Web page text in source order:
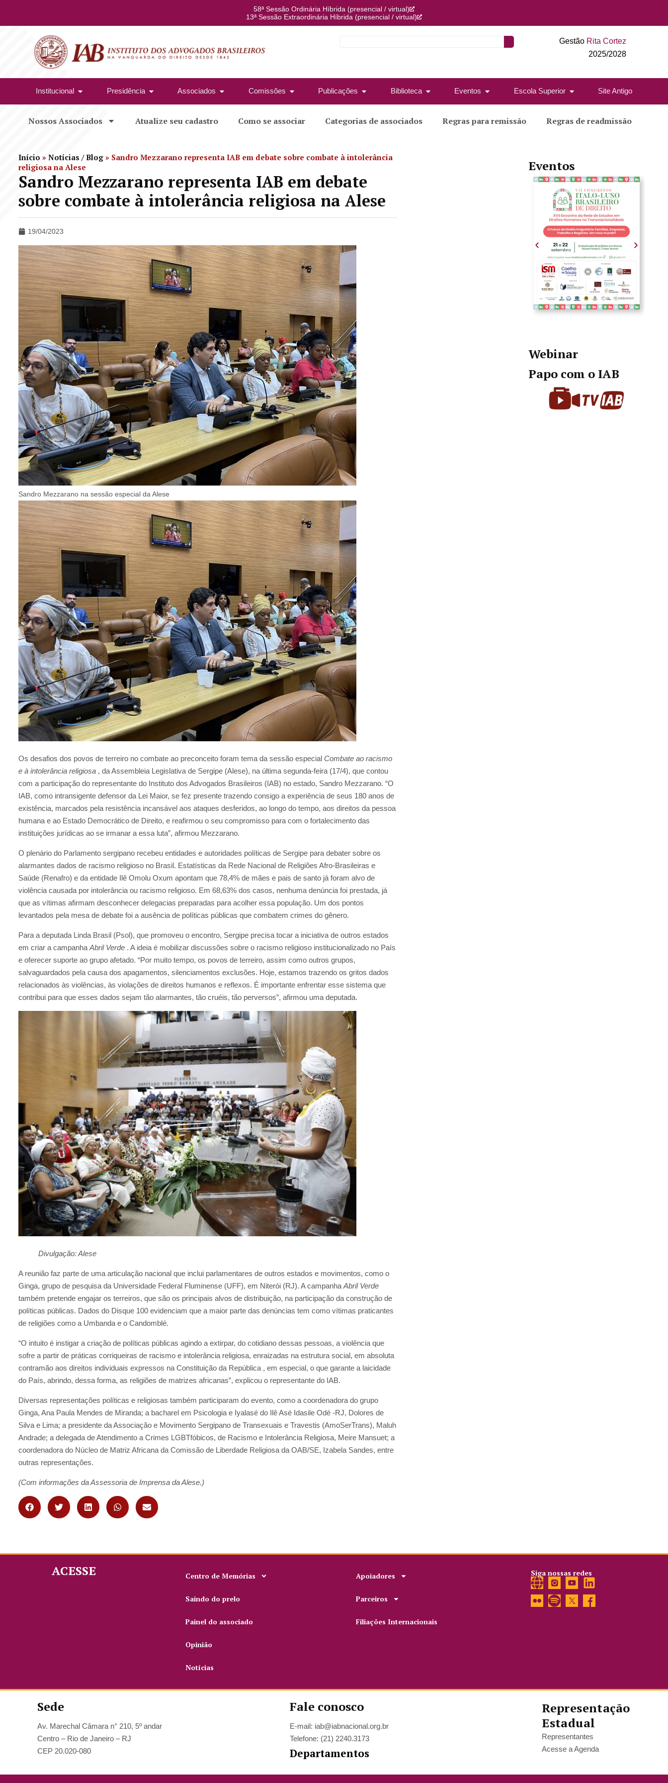
58ª Sessão Ordinária Híbrida (presencial / virtual)
13ª Sessão Extraordinária Híbrida (presencial / virtual)
Gestão Rita Cortez
2025/2028
Institucional Presidência Associados Comissões Publicações Biblioteca Eventos Escola Superior Site Antigo
Nossos Associados Atualize seu cadastro Como se associar Categorias de associados Regras para remissão Regras de readmissão
Início » Notícias / Blog » Sandro Mezzarano representa IAB em debate sobre combate à intolerância
religiosa na Alese
Sandro Mezzarano representa IAB em debate
sobre combate à intolerância religiosa na Alese
19/04/2023
Sandro Mezzarano na sessão especial da Alese
Os desafios dos povos de terreiro no combate ao preconceito foram tema da sessão especial Combate ao racismo
e à intolerância religiosa , da Assembleia Legislativa de Sergipe (Alese), na última segunda-feira (17/4), que contou
com a participação do representante do Instituto dos Advogados Brasileiros (IAB) no estado, Sandro Mezzarano. “O
IAB, como intransigente defensor da Lei Maior, se fez presente trazendo consigo a experiência de seus 180 anos de
existência, marcados pela resistência incansável aos ataques desferidos, ao longo do tempo, aos direitos da pessoa
humana e ao Estado Democrático de Direito, e reafirmou o seu compromisso para com o fortalecimento das
instituições jurídicas ao se irmanar a essa luta”, afirmou Mezzarano.
O plenário do Parlamento sergipano recebeu entidades e autoridades políticas de Sergipe para debater sobre os
alarmantes dados de racismo religioso no Brasil. Estatísticas da Rede Nacional de Religiões Afro-Brasileiras e
Saúde (Renafro) e da entidade Ilê Omolu Oxum apontam que 78,4% de mães e pais de santo já foram alvo de
violência causada por intolerância ou racismo religioso. Em 68,63% dos casos, nenhuma denúncia foi prestada, já
que as vítimas afirmam desconhecer delegacias preparadas para acolher essa população. Um dos pontos
levantados pela mesa de debate foi a ausência de políticas públicas que combatem crimes do gênero.
Para a deputada Linda Brasil (Psol), que promoveu o encontro, Sergipe precisa tocar a iniciativa de outros estados
em criar a campanha Abril Verde . A ideia é mobilizar discussões sobre o racismo religioso institucionalizado no País
e oferecer suporte ao grupo afetado. “Por muito tempo, os povos de terreiro, assim como outros grupos,
salvaguardados pela causa dos apagamentos, silenciamentos exclusões. Hoje, estamos trazendo os gritos dados
relacionados às violências, às violações de direitos humanos e reflexos. É importante enfrentar esse sistema que
contribui para que esses dados sejam tão alarmantes, tão cruéis, tão perversos”, afirmou uma deputada.
Divulgação: Alese
A reunião faz parte de uma articulação nacional que inclui parlamentares de outros estados e movimentos, como o
Ginga, grupo de pesquisa da Universidade Federal Fluminense (UFF), em Niterói (RJ). A campanha Abril Verde
também pretende engajar os terreiros, que são os principais alvos de distribuição, na participação da construção de
políticas públicas. Dados do Disque 100 evidenciam que a maior parte das denúncias tem como vítimas praticantes
de religiões como a Umbanda e o Candomblé.
“O intuito é instigar a criação de políticas públicas agindo a extirpar, do cotidiano dessas pessoas, a violência que
sofre a partir de práticas corriqueiras de racismo e intolerância religiosa, enraizadas na estrutura social, em absoluta
contramão aos direitos individuais expressos na Constituição da República , em especial, o que garante a laicidade
do País, abrindo, dessa forma, as religiões de matrizes africanas”, explicou o representante do IAB.
Diversas representações políticas e religiosas também participaram do evento, como a coordenadora do grupo
Ginga, Ana Paula Mendes de Miranda; a bacharel em Psicologia e Iyalasé do Ilê Asé Idasile Odé -RJ, Dolores de
Silva e Lima; a presidente da Associação e Movimento Sergipano de Transexuais e Travestis (AmoSerTrans), Maluh
Andrade; a delegada de Atendimento a Crimes LGBTfóbicos, de Racismo e Intolerância Religiosa, Meire Mansuet; a
coordenadora do Núcleo de Matriz Africana da Comissão de Liberdade Religiosa da OAB/SE, Izabela Sandes, entre
outras representações.
(Com informações da Assessoria de Imprensa da Alese.)
Eventos
Webinar
Papo com o IAB
ACESSE Centro de Memórias
Saindo do prelo
Painel do associado
Opinião
Notícias
Apoiadores
Parceiros
Filiações Internacionais
Siga nossas redes
Sede
Av. Marechal Câmara n° 210, 5º andar
Centro – Rio de Janeiro – RJ
CEP 20.020-080
Fale conosco
E-mail: iab@iabnacional.org.br
Telefone: (21) 2240.3173
Departamentos
Representação
Estadual
Representantes
Acesse a Agenda